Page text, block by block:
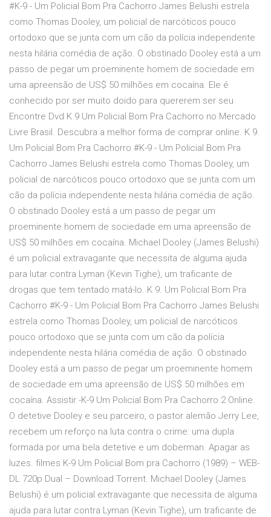
#K-9 - Um Policial Bom Pra Cachorro James Belushi estrela
como Thomas Dooley, um policial de narcóticos pouco
ortodoxo que se junta com um cão da polícia independente
nesta hilária comédia de ação. O obstinado Dooley está a um
passo de pegar um proeminente homem de sociedade em
uma apreensão de US$ 50 milhões em cocaína. Ele é
conhecido por ser muito doido para quererem ser seu
Encontre Dvd K 9 Um Policial Bom Pra Cachorro no Mercado
Livre Brasil. Descubra a melhor forma de comprar online. K 9.
Um Policial Bom Pra Cachorro #K-9 - Um Policial Bom Pra
Cachorro James Belushi estrela como Thomas Dooley, um
policial de narcóticos pouco ortodoxo que se junta com um
cão da polícia independente nesta hilária comédia de ação.
O obstinado Dooley está a um passo de pegar um
proeminente homem de sociedade em uma apreensão de
US$ 50 milhões em cocaína. Michael Dooley (James Belushi)
é um policial extravagante que necessita de alguma ajuda
para lutar contra Lyman (Kevin Tighe), um traficante de
drogas que tem tentado matá-lo. K 9. Um Policial Bom Pra
Cachorro #K-9 - Um Policial Bom Pra Cachorro James Belushi
estrela como Thomas Dooley, um policial de narcóticos
pouco ortodoxo que se junta com um cão da polícia
independente nesta hilária comédia de ação. O obstinado
Dooley está a um passo de pegar um proeminente homem
de sociedade em uma apreensão de US$ 50 milhões em
cocaína. Assistir -K-9 Um Policial Bom Pra Cachorro 2 Online.
O detetive Dooley e seu parceiro, o pastor alemão Jerry Lee,
recebem um reforço na luta contra o crime: uma dupla
formada por uma bela detetive e um doberman. Apagar as
luzes. filmes K-9 Um Policial Bom pra Cachorro (1989) – WEB-
DL 720p Dual – Download Torrent. Michael Dooley (James
Belushi) é um policial extravagante que necessita de alguma
ajuda para lutar contra Lyman (Kevin Tighe), um traficante de